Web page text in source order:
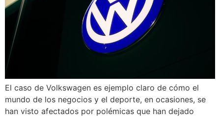
El caso de Volkswagen es ejemplo claro de cómo el
mundo de los negocios y el deporte, en ocasiones, se
han visto afectados por polémicas que han dejado